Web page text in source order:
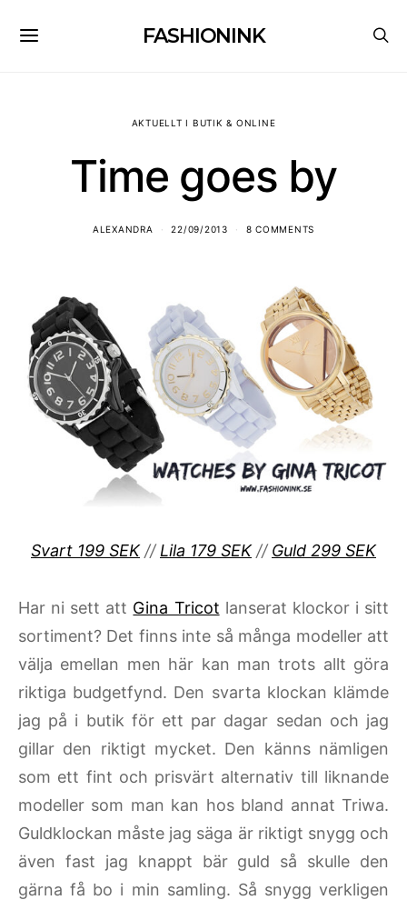
FASHIONINK
AKTUELLT I BUTIK & ONLINE
Time goes by
ALEXANDRA 22/09/2013 8 COMMENTS
Svart 199 SEK//Lila 179 SEK//Guld 299 SEK
Har ni sett att Gina Tricot lanserat klockor i sitt
sortiment? Det finns inte så många modeller att
välja emellan men här kan man trots allt göra
riktiga budgetfynd. Den svarta klockan klämde
jag på i butik för ett par dagar sedan och jag
gillar den riktigt mycket. Den känns nämligen
som ett fint och prisvärt alternativ till liknande
modeller som man kan hos bland annat Triwa.
Guldklockan måste jag säga är riktigt snygg och
även fast jag knappt bär guld så skulle den
gärna få bo i min samling. Så snygg verkligen